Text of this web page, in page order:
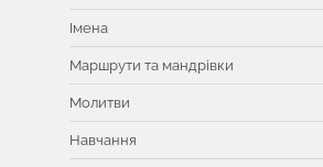
Імена
Маршрути та мандрівки
Молитви
Навчання